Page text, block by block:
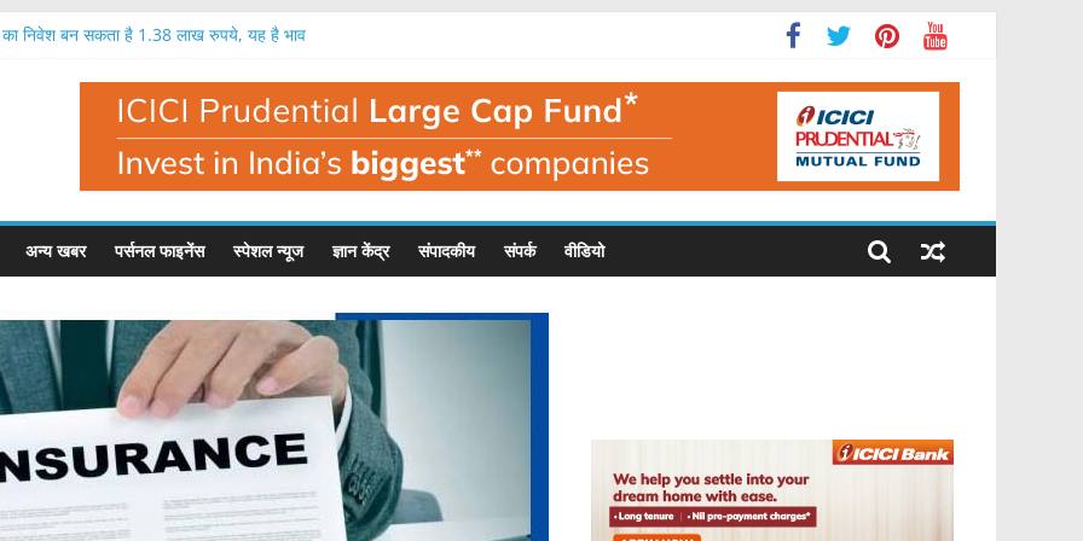
निवेश बन सकता है 1.38 लाख रुपये, यह है भाव
लाख रुपये का निवेश बन सकता है 1.35 लाख रुपये
मालामाल, एक लाख का निवेश बना 1.56 लाख
बड़ी गिरावट, इस फंड मैनेजर ने दी चेतावनी
अन्य खबर पर्सनल फाइनेंस स्पेशल न्यूज ज्ञान केंद्र संपादकीय संपर्क वीडियो